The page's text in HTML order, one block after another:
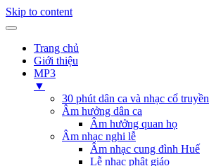
Skip to content
Trang chủ
Giới thiệu
MP3
▼
30 phút dân ca và nhạc cổ truyền
Âm hưởng dân ca
Âm hưởng quan họ
Âm nhạc nghi lễ
Âm nhạc cung đình Huế
Lễ nhạc phật giáo